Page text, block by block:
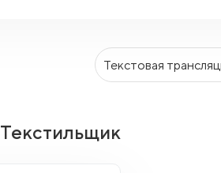
Текстовая
Текстильщик